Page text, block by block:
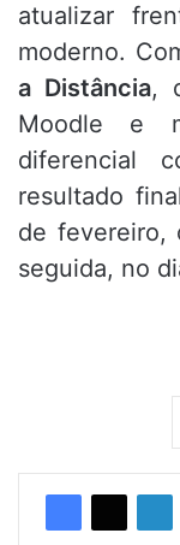
atualizar
moderno.
a Distância,
Moodle e
diferencial
resultado
de fevereiro,
seguida, no